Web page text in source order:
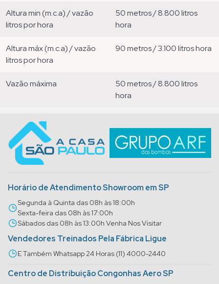
altura min (m.c.a) / vazão
litros por hora
50 metros / 8.800 litros
hora
altura máx (m.c.a) / vazão
litros por hora
90 metros / 3.100 litros hora
vazão máxima
50 metros / 8.800 litros
hora
Horário de Atendimento Showroom em SP
Segunda à Quinta das 08h às 18:00h
Sexta-feira das 08h às 17:00h
Sábados das 08h às 13:00h Venha Nos Visitar
Vendedores Treinados Pela Fábrica Ligue
E Também Whatsapp 24 Horas (11) 4000-2440
Centro de Distribuição Congonhas Aero SP